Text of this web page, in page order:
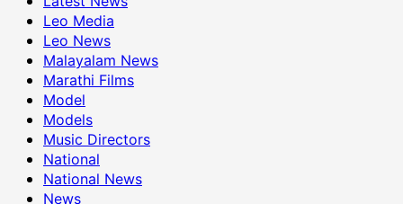
Leo Media
Leo News
Malayalam News
Marathi Films
Model
Models
Music Directors
National
National News
News